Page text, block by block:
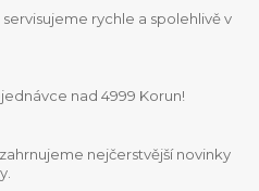
rychle a spolehlivě v
nad 4999 Korun!
nejčerstvější novinky